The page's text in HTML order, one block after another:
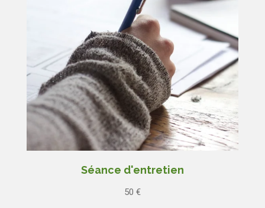
Séance d'entretien
50 €